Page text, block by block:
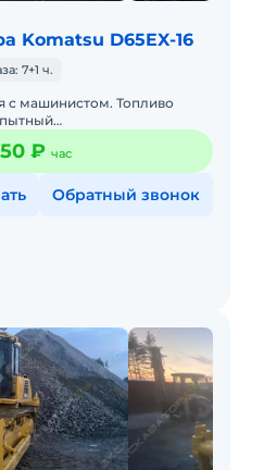
Komatsu D65EX-16
7+1 ч.
с машинистом. Топливо
и что самое главное без ош
₽ час
Обратный звонок